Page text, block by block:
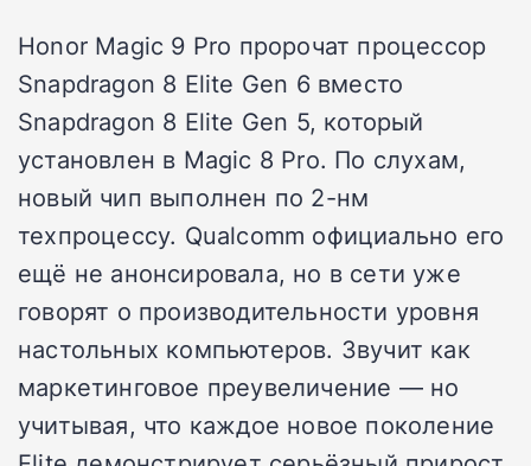
Honor Magic 9 Pro пророчат процессор
Snapdragon 8 Elite Gen 6 вместо
Snapdragon 8 Elite Gen 5, который
установлен в Magic 8 Pro. По слухам,
новый чип выполнен по 2-нм
техпроцессу. Qualcomm официально его
ещё не анонсировала, но в сети уже
говорят о производительности уровня
настольных компьютеров. Звучит как
маркетинговое преувеличение — но
учитывая, что каждое новое поколение